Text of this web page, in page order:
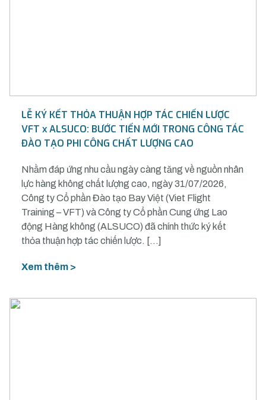
LỄ KÝ KẾT THỎA THUẬN HỢP TÁC CHIẾN LƯỢC
VFT x ALSUCO: BƯỚC TIẾN MỚI TRONG CÔNG TÁC
ĐÀO TẠO PHI CÔNG CHẤT LƯỢNG CAO
Nhằm đáp ứng nhu cầu ngày càng tăng về nguồn nhân
lực hàng không chất lượng cao, ngày 31/07/2026,
Công ty Cổ phần Đào tạo Bay Việt (Viet Flight
Training – VFT) và Công ty Cổ phần Cung ứng Lao
động Hàng không (ALSUCO) đã chính thức ký kết
thỏa thuận hợp tác chiến lược. […]
Xem thêm >